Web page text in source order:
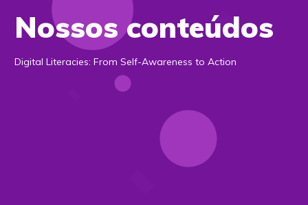
Nossos conteúdos
Digital Literacies: From Self-Awareness to Action